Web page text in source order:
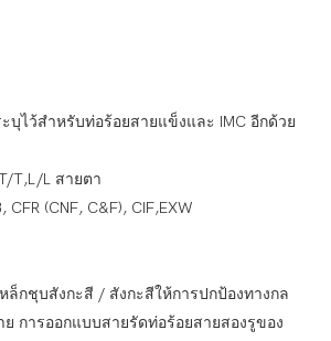
บุไว้สำหรับท่อร้อยสายแข็งและ IMC อีกด้วย
T,L/L สายตา
CFR (CNF, C&F), CIF,EXW
หล็กชุบสังกะสี / สังกะสีให้การปกป้องทางกล
การออกแบบสายรัดท่อร้อยสายสองรูของ